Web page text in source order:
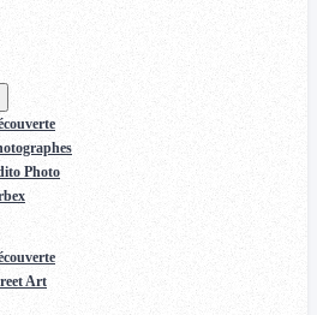
Photo
Art